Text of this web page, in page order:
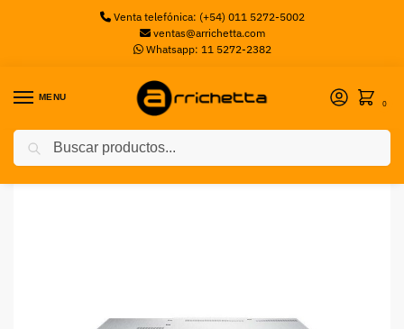
Venta telefónica: (+54) 011 5272-5002
ventas@arrichetta.com
Whatsapp: 11 5272-2382
MENU
0
Inicio Servidores / Server HP DL160 Gen10 1 Procesador Intel Xeon-B 3106 8-Core 16GB